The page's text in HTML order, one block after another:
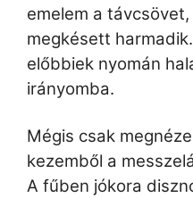
emelem a
megkésett
előbbiek nyomán
irányomba.
Mégis csak
kezemből a
A fűben jókora